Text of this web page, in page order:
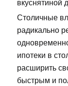
вкуснятиной
Столичные
радикально
ипотеки в
расширить
быстрым и